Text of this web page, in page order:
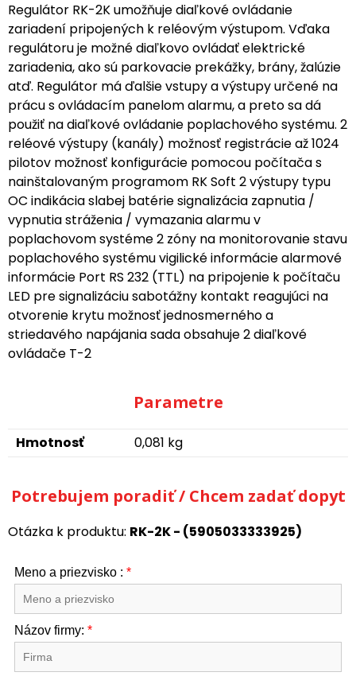
Regulátor RK-2K umožňuje diaľkové ovládanie
zariadení pripojených k reléovým výstupom. Vďaka
regulátoru je možné diaľkovo ovládať elektrické
zariadenia, ako sú parkovacie prekážky, brány, žalúzie
atď. Regulátor má ďalšie vstupy a výstupy určené na
prácu s ovládacím panelom alarmu, a preto sa dá
použiť na diaľkové ovládanie poplachového systému. 2
reléové výstupy (kanály) možnosť registrácie až 1024
pilotov možnosť konfigurácie pomocou počítača s
nainštalovaným programom RK Soft 2 výstupy typu
OC indikácia slabej batérie signalizácia zapnutia /
vypnutia stráženia / vymazania alarmu v
poplachovom systéme 2 zóny na monitorovanie stavu
poplachového systému vigilické informácie alarmové
informácie Port RS 232 (TTL) na pripojenie k počítaču
LED pre signalizáciu sabotážny kontakt reagujúci na
otvorenie krytu možnosť jednosmerného a
striedavého napájania sada obsahuje 2 diaľkové
ovládače T-2
Parametre
Hmotnosť 0,081 kg
Potrebujem poradiť / Chcem zadať dopyt
Otázka k produktu: RK-2K - (5905033333925)